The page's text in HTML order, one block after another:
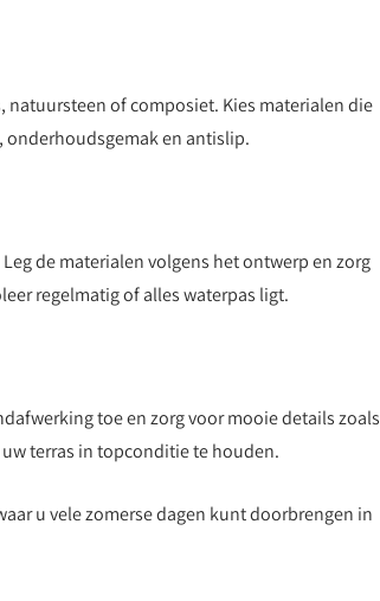
natuursteen of composiet. Kies materialen die
onderhoudsgemak en antislip.
de materialen volgens het ontwerp en zorg
regelmatig of alles waterpas ligt.
toe en zorg voor mooie details zoals
terras in topconditie te houden.
u vele zomerse dagen kunt doorbrengen in